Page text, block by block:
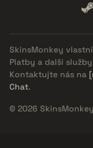
SkinsMonkey
Platby a další
Kontaktujte nás na
Chat.
© 2026